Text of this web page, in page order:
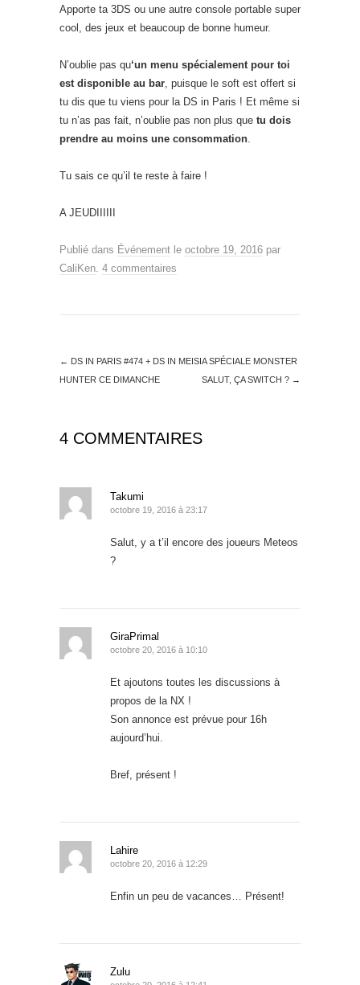
Apporte ta 3DS ou une autre console portable super
cool, des jeux et beaucoup de bonne humeur.
N’oublie pas qu‘un menu spécialement pour toi
est disponible au bar, puisque le soft est offert si
tu dis que tu viens pour la DS in Paris ! Et même si
tu n’as pas fait, n’oublie pas non plus que tu dois
prendre au moins une consommation.
Tu sais ce qu’il te reste à faire !
A JEUDIIIIII
Publié dans Événement le octobre 19, 2016 par
CaliKen. 4 commentaires
← DS IN PARIS #474 + DS IN MEISIA SPÉCIALE MONSTER
HUNTER CE DIMANCHE
SALUT, ÇA SWITCH ? →
4 COMMENTAIRES
Takumi
octobre 19, 2016 à 23:17
Salut, y a t’il encore des joueurs Meteos
?
GiraPrimal
octobre 20, 2016 à 10:10
Et ajoutons toutes les discussions à
propos de la NX !
Son annonce est prévue pour 16h
aujourd’hui.
Bref, présent !
Lahire
octobre 20, 2016 à 12:29
Enfin un peu de vacances… Présent!
Zulu